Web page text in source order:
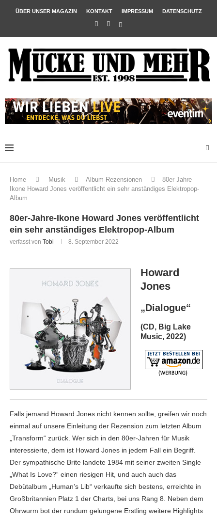
ÜBER UNSER MAGAZIN KONTAKT IMPRESSUM DATENSCHUTZ
Home Musik Album-Rezensionen
80er-Jahre-
Ikone Howard Jones veröffentlicht ein sehr anständiges Elektropop-
Album
80er-Jahre-Ikone Howard Jones veröffentlicht
ein sehr anständiges Elektropop-Album
verfasst von Tobi 8. September 2022
Howard
Jones
„Dialogue“
(CD, Big Lake
Music, 2022)
Falls jemand Howard Jones nicht kennen sollte, greifen wir noch
einmal auf unsere Einleitung der Rezension zum letzten Album
„Transform“ zurück. Wer sich in den 80er-Jahren für Musik
interessierte, dem ist Howard Jones in jedem Fall ein Begriff.
Der sympathische Brite landete 1984 mit seiner zweiten Single
„What Is Love?“ einen riesigen Hit, und auch auch das
Debütalbum „Human’s Lib“ verkaufte sich bestens, erreichte in
Großbritannien Platz 1 der Charts, bei uns Rang 8. Neben dem
Ohrwurm bot der rundum gelungene Erstling weitere Highlights